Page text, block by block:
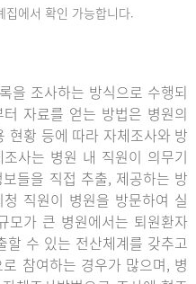
집에서 확인 가능합니다.
을 조사하는 방식으로 수행되
자료를 얻는 방법은 병원의
현황 등에 따라 자체조사와 방
사는 병원 내 직원이 의무기
들을 직접 추출, 제공하는 방
직원이 병원을 방문하여 실
모가 큰 병원에서는 퇴원환자
할 수 있는 전산체계를 갖추고
참여하는 경우가 많으며, 병